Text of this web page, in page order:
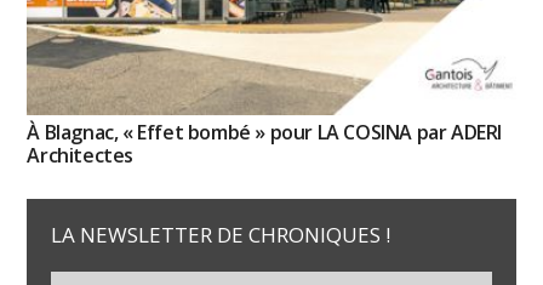
À Blagnac, « Effet bombé » pour LA COSINA par ADERI
Architectes
LA NEWSLETTER DE CHRONIQUES !